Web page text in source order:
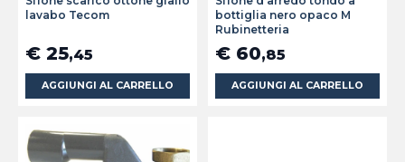
lavabo Tecom
€ 25,45
AGGIUNGI AL CARRELLO
bottiglia nero opaco M
Rubinetteria
€ 60,85
AGGIUNGI AL CARRELLO